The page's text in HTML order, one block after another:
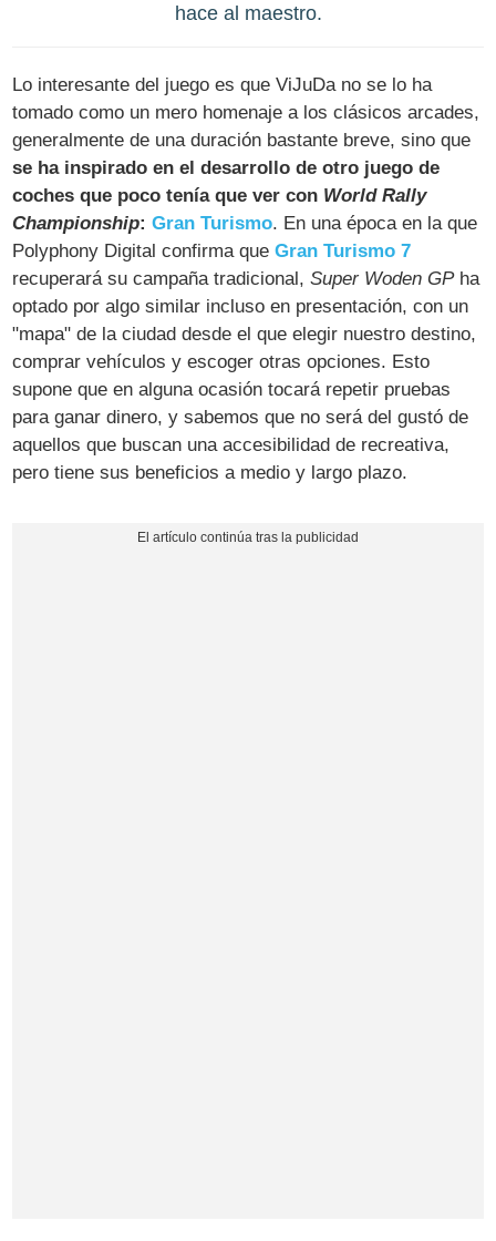
hace al maestro.
Lo interesante del juego es que ViJuDa no se lo ha
tomado como un mero homenaje a los clásicos arcades,
generalmente de una duración bastante breve, sino que
se ha inspirado en el desarrollo de otro juego de
coches que poco tenía que ver con World Rally
Championship:Gran Turismo. En una época en la que
Polyphony Digital confirma queGran Turismo 7
recuperará su campaña tradicional,Super Woden GPha
optado por algo similar incluso en presentación, con un
"mapa" de la ciudad desde el que elegir nuestro destino,
comprar vehículos y escoger otras opciones. Esto
supone que en alguna ocasión tocará repetir pruebas
para ganar dinero, y sabemos que no será del gustó de
aquellos que buscan una accesibilidad de recreativa,
pero tiene sus beneficios a medio y largo plazo.